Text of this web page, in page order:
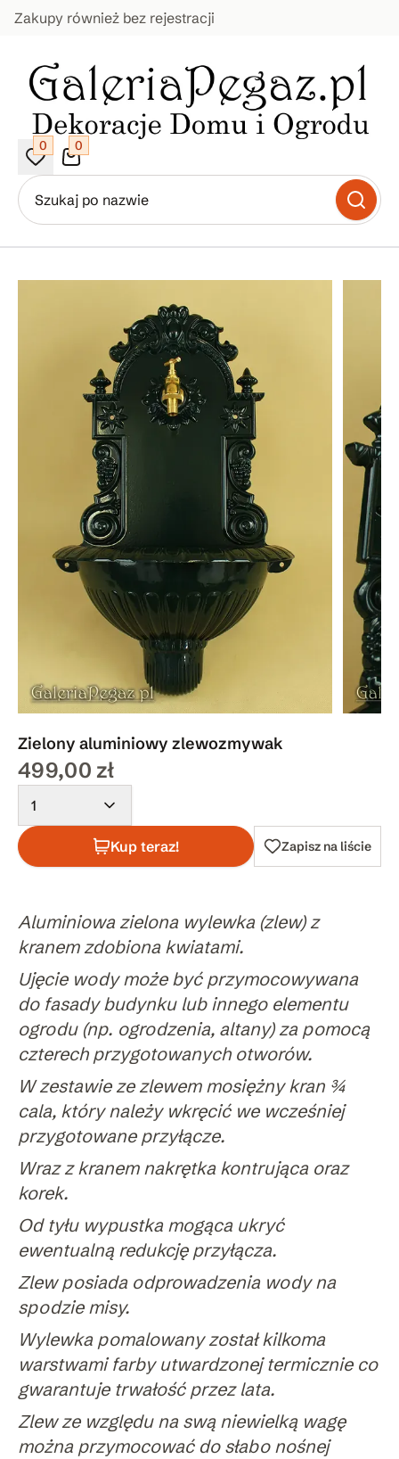
Zakupy również bez rejestracji
0 0
Zielony aluminiowy zlewozmywak
499,00 zł
1
Kup teraz! Zapisz na liście
Aluminiowa zielona wylewka (zlew) z
kranem zdobiona kwiatami.
Ujęcie wody może być przymocowywana
do fasady budynku lub innego elementu
ogrodu (np. ogrodzenia, altany) za pomocą
czterech przygotowanych otworów.
W zestawie ze zlewem mosiężny kran ¾
cala, który należy wkręcić we wcześniej
przygotowane przyłącze.
Wraz z kranem nakrętka kontrująca oraz
korek.
Od tyłu wypustka mogąca ukryć
ewentualną redukcję przyłącza.
Zlew posiada odprowadzenia wody na
spodzie misy.
Wylewka pomalowany został kilkoma
warstwami farby utwardzonej termicznie co
gwarantuje trwałość przez lata.
Zlew ze względu na swą niewielką wagę
można przymocować do słabo nośnej